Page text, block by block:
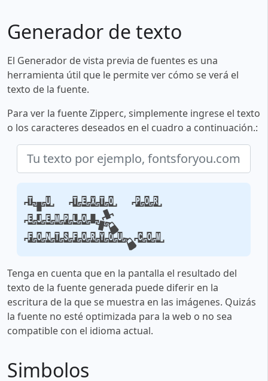
Generador de texto
El Generador de vista previa de fuentes es una
herramienta útil que le permite ver cómo se verá el
texto de la fuente.
Para ver la fuente Zipperc, simplemente ingrese el texto
o los caracteres deseados en el cuadro a continuación.:
Tu texto por
ejemplo,
fontsforyou.com
Tenga en cuenta que en la pantalla el resultado del
texto de la fuente generada puede diferir en la
escritura de la que se muestra en las imágenes. Quizás
la fuente no esté optimizada para la web o no sea
compatible con el idioma actual.
Simbolos